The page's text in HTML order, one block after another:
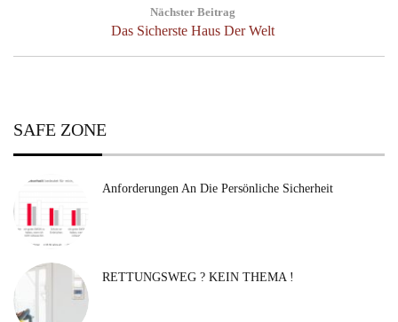
Nächster Beitrag
Next
Das Sicherste Haus Der Welt
SAFE ZONE
Anforderungen An Die Persönliche Sicherheit
RETTUNGSWEG ? KEIN THEMA !